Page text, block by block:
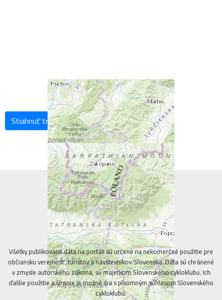
Stiahnuť trasu
Všetky publikované dáta na portáli sú určené na nekomerčné použitie pre
občiansku verejnosť, turistov a návštevníkov Slovenska. Dáta sú chránené
v zmysle autorského zákona, sú majetkom Slovenského cykloklubu. Ich
ďalšie použitie a šírenie je možné iba s písomným súhlasom Slovenského
cykloklubu.